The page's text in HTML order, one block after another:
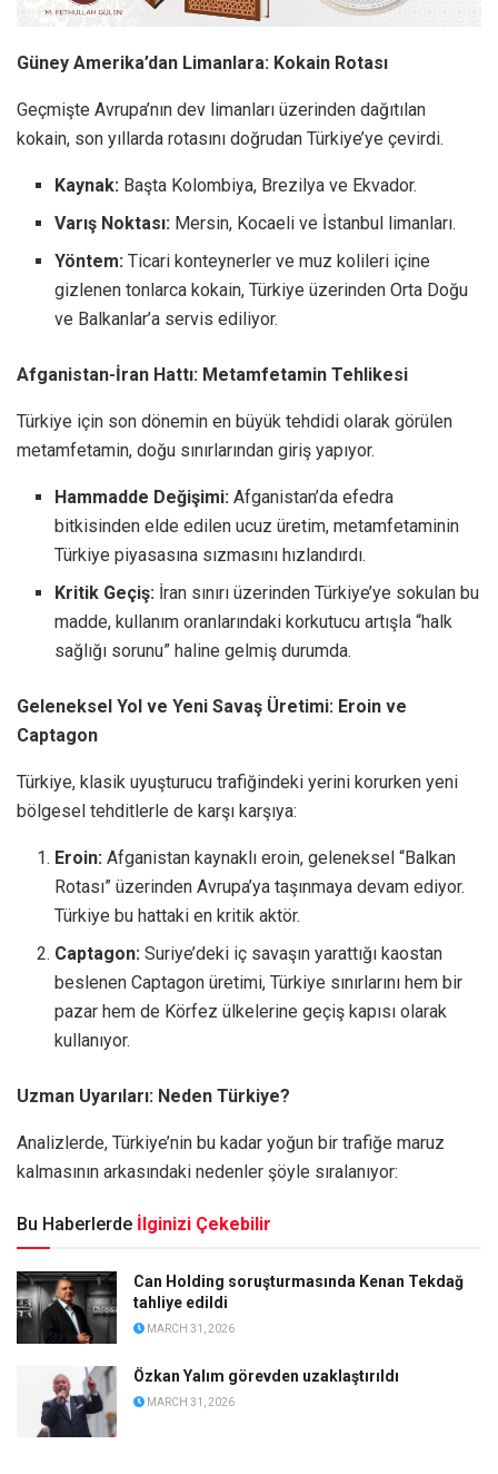
Güney Amerika’dan Limanlara: Kokain Rotası
Geçmişte Avrupa’nın dev limanları üzerinden dağıtılan
kokain, son yıllarda rotasını doğrudan Türkiye’ye çevirdi.
Kaynak: Başta Kolombiya, Brezilya ve Ekvador.
Varış Noktası: Mersin, Kocaeli ve İstanbul limanları.
Yöntem: Ticari konteynerler ve muz kolileri içine
gizlenen tonlarca kokain, Türkiye üzerinden Orta Doğu
ve Balkanlar’a servis ediliyor.
Afganistan-İran Hattı: Metamfetamin Tehlikesi
Türkiye için son dönemin en büyük tehdidi olarak görülen
metamfetamin, doğu sınırlarından giriş yapıyor.
Hammadde Değişimi:Afganistan’da efedra
bitkisinden elde edilen ucuz üretim, metamfetaminin
Türkiye piyasasına sızmasını hızlandırdı.
Kritik Geçiş: İran sınırı üzerinden Türkiye’ye sokulan bu
madde, kullanım oranlarındaki korkutucu artışla “halk
sağlığı sorunu” haline gelmiş durumda.
Geleneksel Yol ve Yeni Savaş Üretimi: Eroin ve
Captagon
Türkiye, klasik uyuşturucu trafiğindeki yerini korurken yeni
bölgesel tehditlerle de karşı karşıya:
Eroin:Afganistan kaynaklı eroin, geleneksel “Balkan
Rotası” üzerinden Avrupa’ya taşınmaya devam ediyor.
Türkiye bu hattaki en kritik aktör.
Captagon: Suriye’deki iç savaşın yarattığı kaostan
beslenen Captagon üretimi, Türkiye sınırlarını hem bir
pazar hem de Körfez ülkelerine geçiş kapısı olarak
kullanıyor.
Uzman Uyarıları: Neden Türkiye?
Analizlerde, Türkiye’nin bu kadar yoğun bir trafiğe maruz
kalmasının arkasındaki nedenler şöyle sıralanıyor:
Bu Haberlerde İlginizi Çekebilir
Can Holding soruşturmasında Kenan Tekdağ
tahliye edildi
MARCH 31, 2026
Özkan Yalım görevden uzaklaştırıldı
MARCH 31, 2026